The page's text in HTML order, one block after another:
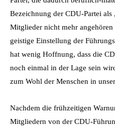
Bezeichnung der CDU-Partei
Mitglieder nicht mehr
geistige Einstellung der
hat wenig Hoffnung, dass die
noch einmal in der Lage sein
zum Wohl der Menschen in
Nachdem die frühzeitigen
Mitgliedern von der CDU-